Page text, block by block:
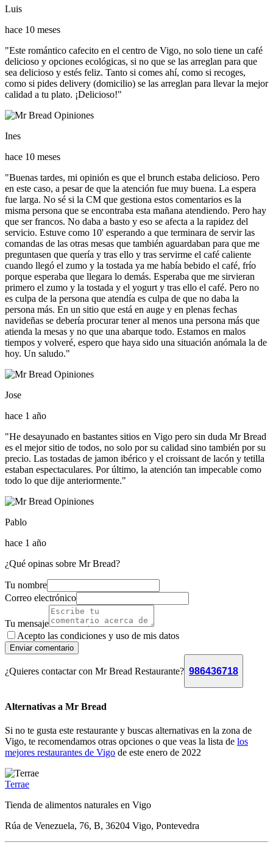
Luis
hace 10 meses
"Este romántico cafecito en el centro de Vigo, no solo tiene un café
delicioso y opciones ecológicas, si no que se las arreglan para que
sea delicioso y estés feliz. Tanto si comes ahí, como si recoges,
como si pides delivery (domicilio) se las arreglan para llevar la mejor
calidad a tu plato. ¡Delicioso!"
Ines
hace 10 meses
"Buenas tardes, mi opinión es que el brunch estaba delicioso. Pero
en este caso, a pesar de que la atención fue muy buena. La espera
fue larga. No sé si la CM que gestiona estos comentarios es la
misma persona que se encontraba esta mañana atendiendo. Pero hay
que ser francos. No daba a basto y eso se afecta a la rapidez del
servicio. Estuve como 10' esperando a que terminara de servir las
comandas de las otras mesas que también aguardaban para que me
preguntasen que quería y tras ello y tras servirme el café caliente
cuando llegó el zumo y la tostada ya me había bebido el café, frío
porque esperaba que llegara lo demás. Esperaba que me sirvieran
primero el zumo y la tostada y el yogurt y tras ello el café. Pero no
es culpa de la persona que atendía es culpa de que no daba la
persona más. En un sitio que está en auge y en plenas fechas
navideñas se debería procurar tener al menos una persona más que
atienda la mesas y no que una abarque todo. Estamos en malos
tiempos y volveré, espero que haya sido una situación anómala la de
hoy. Un saludo."
Jose
hace 1 año
"He desayunado en bastantes sitios en Vigo pero sin duda Mr Bread
es el mejor sitio de todos, no solo por su calidad sino también por su
precio. Las tostadas de jamon ibérico y el croissant de lacón y tetilla
estaban espectaculares. Por último, la atención tan impecable como
todo lo que dije anteriormente."
Pablo
hace 1 año
¿Qué opinas sobre Mr Bread?
Tu nombre
Correo electrónico
Tu mensaje
Acepto las condiciones y uso de mis datos
Enviar comentario
¿Quieres contactar con Mr Bread Restaurante? 986436718
Alternativas a Mr Bread
Si no te gusta este restaurante y buscas alternativas en la zona de
Vigo, te recomendamos otras opciones o que veas la lista de los
mejores restaurantes de Vigo de este enero de 2022
Terrae
Tienda de alimentos naturales en Vigo
Rúa de Venezuela, 76, B, 36204 Vigo, Pontevedra